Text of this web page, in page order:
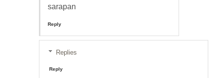
sarapan
Reply
Replies
Reply